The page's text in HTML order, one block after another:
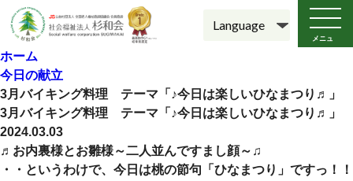
メニュ
ー
ホーム
今日の献立
3月バイキング料理 テーマ「♪今日は楽しいひなまつり♬」
3月バイキング料理 テーマ「♪今日は楽しいひなまつり♬」
2024.03.03
♬お内裏様とお雛様～二人並んですまし顔～♫
・・というわけで、今日は桃の節句「ひなまつり」ですっ！！